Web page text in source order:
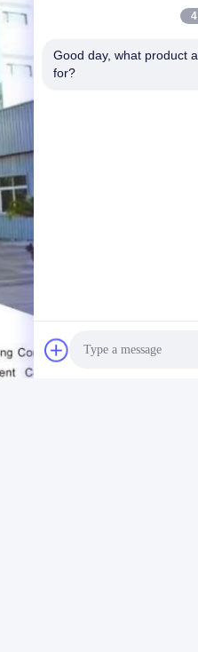
Good day, what product
for?